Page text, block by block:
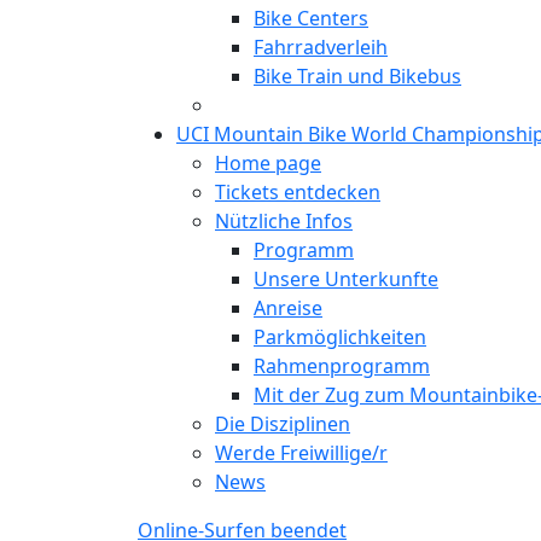
Bike Centers
Fahrradverleih
Bike Train und Bikebus
UCI Mountain Bike World
Home page
Tickets entdecken
Nützliche Infos
Programm
Unsere Unterkunfte
Anreise
Parkmöglichkeiten
Rahmenprogramm
Mit der Zug zum
Die Disziplinen
Werde Freiwillige/r
News
Online-Surfen beendet